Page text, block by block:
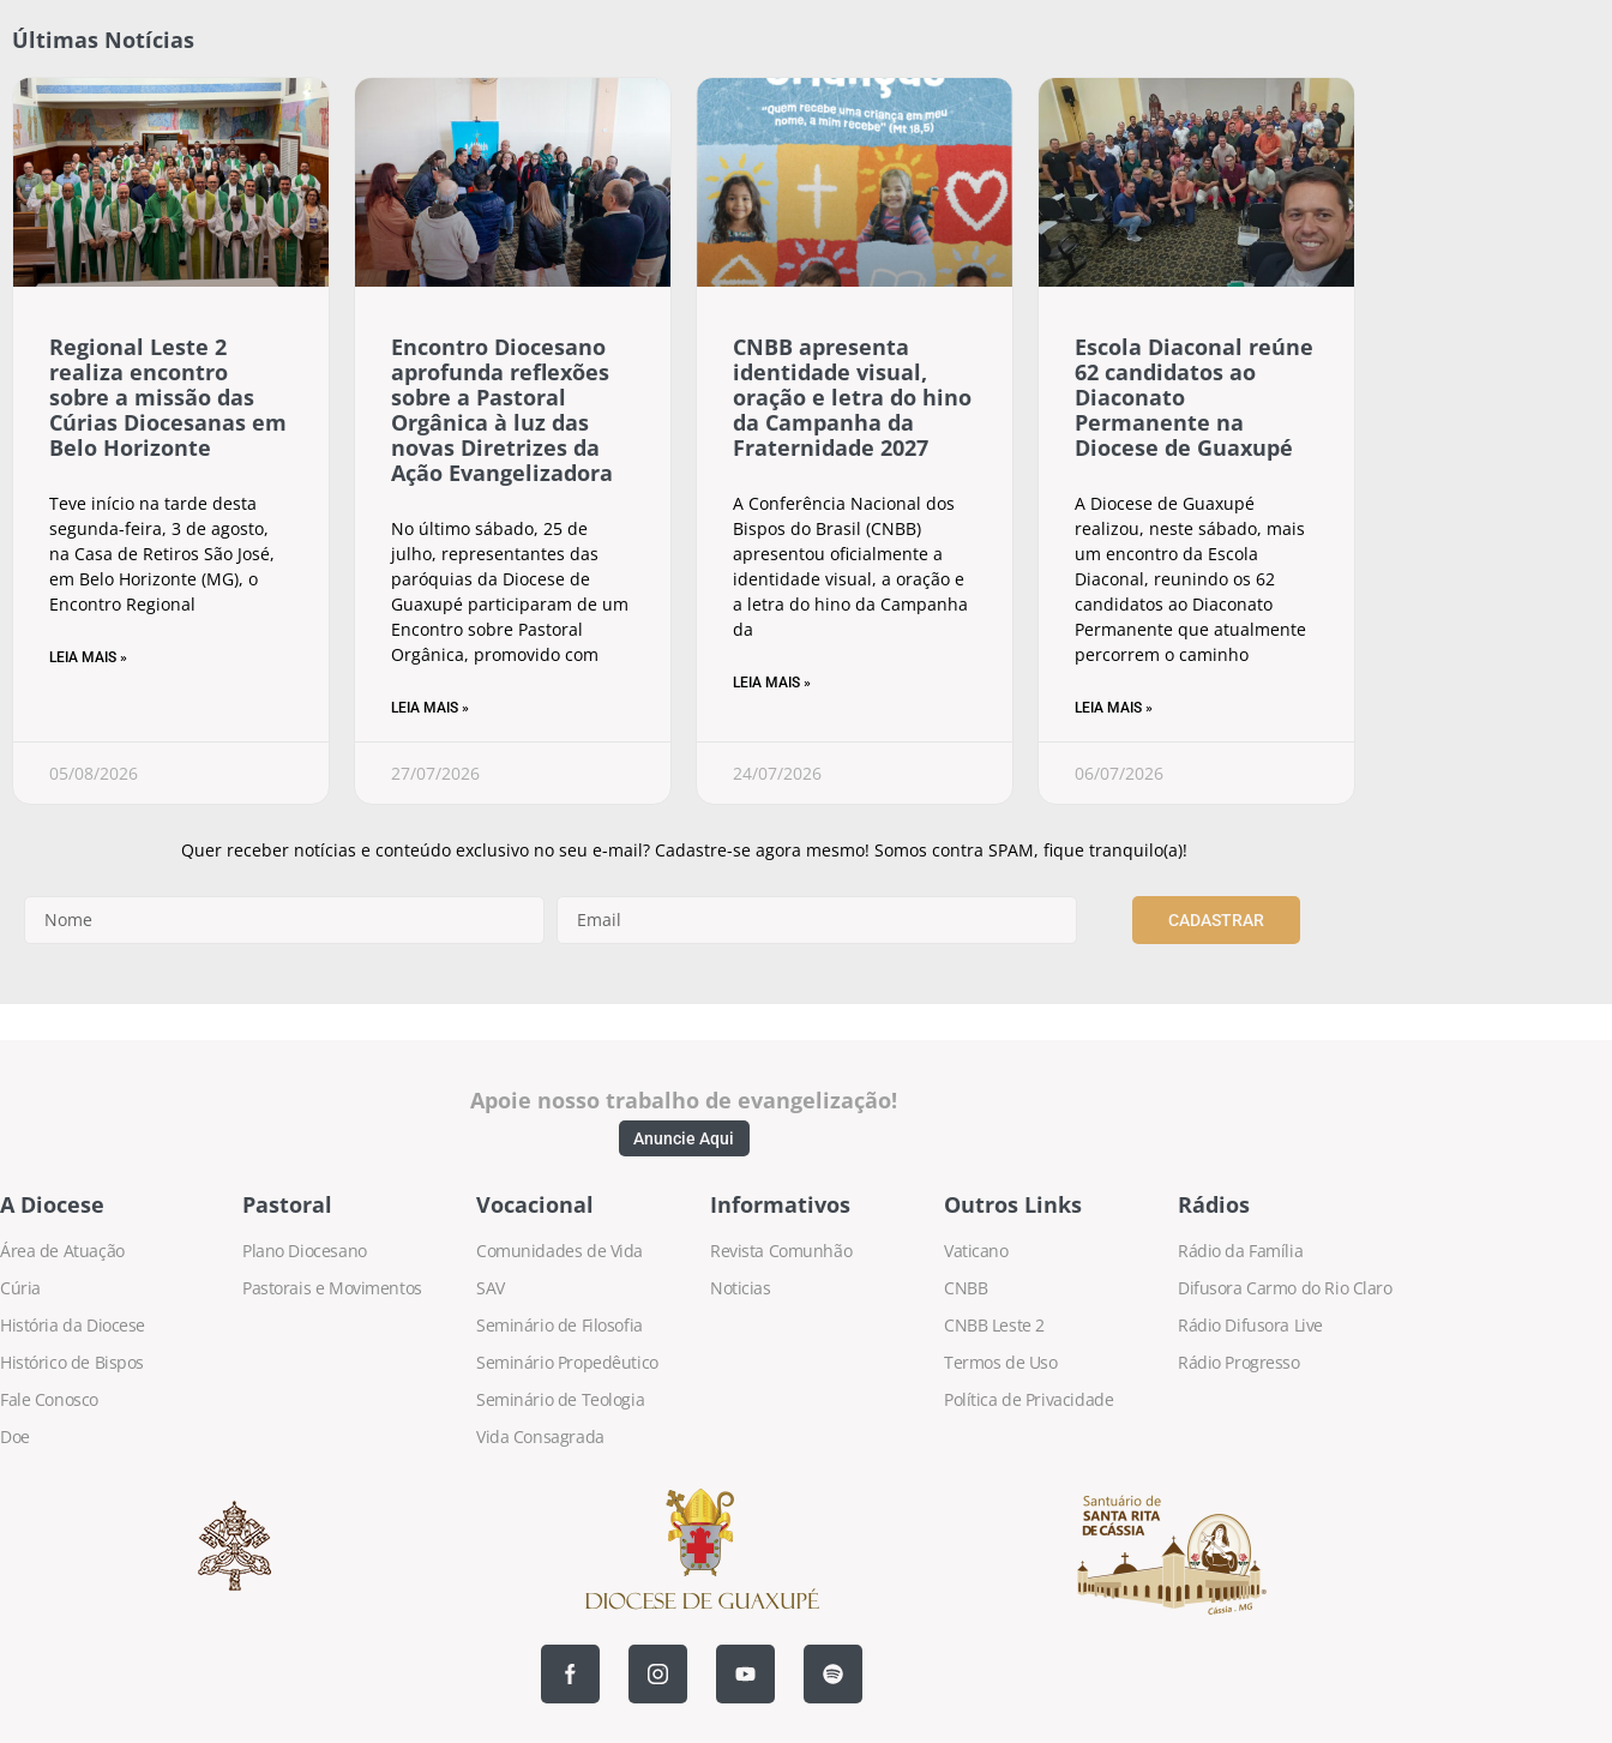
Últimas Notícias
Regional Leste 2
realiza encontro
sobre a missão das
Cúrias Diocesanas em
Belo Horizonte
Teve início na tarde desta
segunda-feira, 3 de agosto,
na Casa de Retiros São José,
em Belo Horizonte (MG), o
Encontro Regional
LEIA MAIS »
05/08/2026
Encontro Diocesano
aprofunda reflexões
sobre a Pastoral
Orgânica à luz das
novas Diretrizes da
Ação Evangelizadora
No último sábado, 25 de
julho, representantes das
paróquias da Diocese de
Guaxupé participaram de um
Encontro sobre Pastoral
Orgânica, promovido com
LEIA MAIS »
27/07/2026
CNBB apresenta
identidade visual,
oração e letra do hino
da Campanha da
Fraternidade 2027
A Conferência Nacional dos
Bispos do Brasil (CNBB)
apresentou oficialmente a
identidade visual, a oração e
a letra do hino da Campanha
da
LEIA MAIS »
24/07/2026
Escola Diaconal reúne
62 candidatos ao
Diaconato
Permanente na
Diocese de Guaxupé
A Diocese de Guaxupé
realizou, neste sábado, mais
um encontro da Escola
Diaconal, reunindo os 62
candidatos ao Diaconato
Permanente que atualmente
percorrem o caminho
LEIA MAIS »
06/07/2026
Quer receber notícias e conteúdo exclusivo no seu e-mail? Cadastre-se agora mesmo! Somos contra SPAM, fique tranquilo(a)!
CADASTRAR
Apoie nosso trabalho de evangelização!
Anuncie Aqui
A Diocese
Área de Atuação
Cúria
História da Diocese
Histórico de Bispos
Fale Conosco
Doe
Pastoral
Plano Diocesano
Pastorais e Movimentos
Vocacional
Comunidades de Vida
SAV
Seminário de Filosofia
Seminário Propedêutico
Seminário de Teologia
Vida Consagrada
Informativos
Revista Comunhão
Noticias
Outros Links
Vaticano
CNBB
CNBB Leste 2
Termos de Uso
Política de Privacidade
Rádios
Rádio da Família
Difusora Carmo do Rio Claro
Rádio Difusora Live
Rádio Progresso